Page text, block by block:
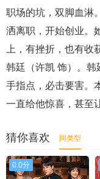
职场的坑，双脚血淋
洒离职，开始创业。
上，有挫折，也有收
韩廷（许凯 饰）。韩
手指点，必击要害。
一直给他惊喜，甚
猜你喜欢 同类型
0.0分